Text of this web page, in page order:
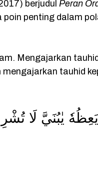
berjudul Peran
poin penting dalam
Mengajarkan
tauhid
يَعِظُهٗ يٰبُنَيَّ لَا